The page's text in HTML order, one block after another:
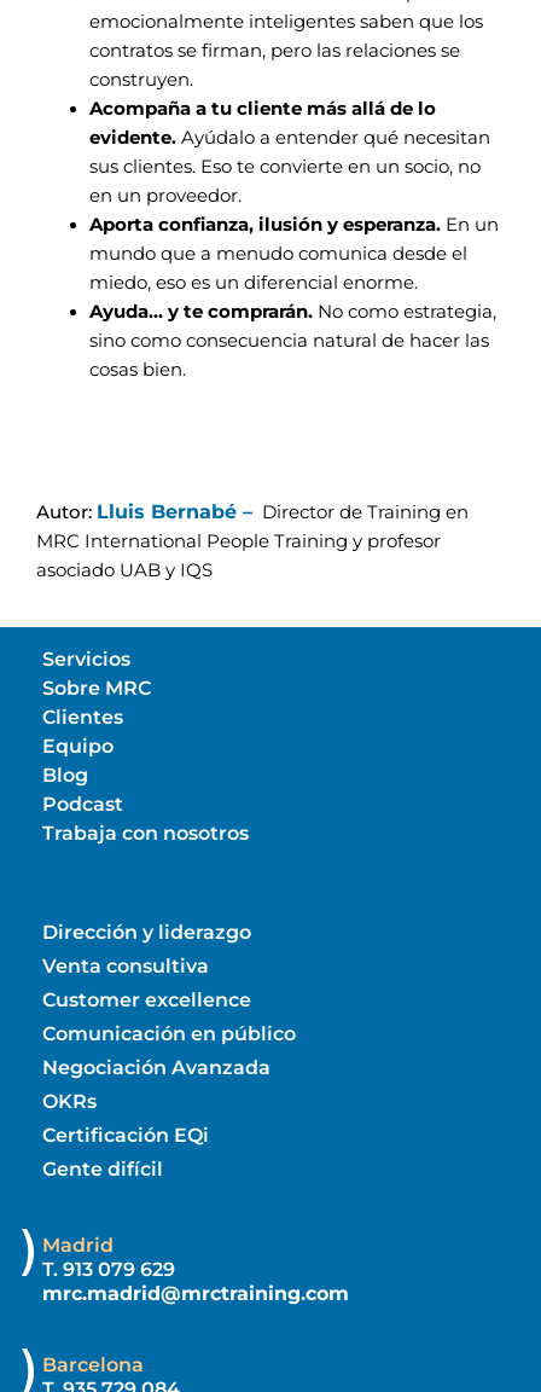
emocionalmente inteligentes saben que los
contratos se firman, pero las relaciones se
construyen.
Acompaña a tu cliente más allá de lo
evidente. Ayúdalo a entender qué necesitan
sus clientes. Eso te convierte en un socio, no
en un proveedor.
Aporta confianza, ilusión y esperanza. En un
mundo que a menudo comunica desde el
miedo, eso es un diferencial enorme.
Ayuda… y te comprarán.No como estrategia,
sino como consecuencia natural de hacer las
cosas bien.
Autor: Lluis Bernabé – Director de Training en
MRC International People Training y profesor
asociado UAB y IQS
Servicios
Sobre MRC
Clientes
Equipo
Blog
Podcast
Trabaja con nosotros
Dirección y liderazgo
Venta consultiva
Customer excellence
Comunicación en público
Negociación Avanzada
OKRs
Certificación EQi
Gente difícil
Madrid
T. 913 079 629
mrc.madrid@mrctraining.com
Barcelona